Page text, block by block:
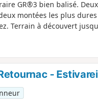
GR®3 bien balisé.
montées les plus
Terrain à découvert
-